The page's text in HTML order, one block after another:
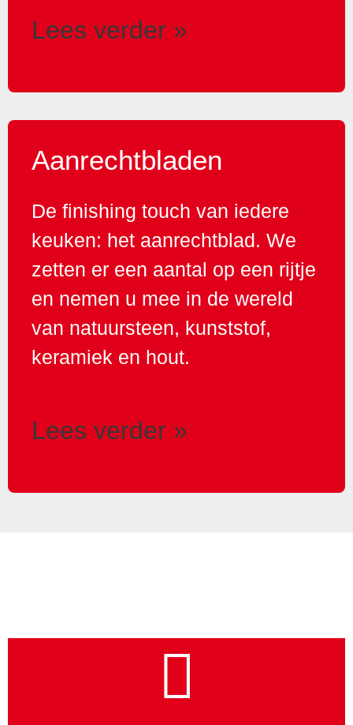
Lees verder »
Aanrechtbladen
De finishing touch van iedere
keuken: het aanrechtblad. We
zetten er een aantal op een rijtje
en nemen u mee in de wereld
van natuursteen, kunststof,
keramiek en hout.
Lees verder »